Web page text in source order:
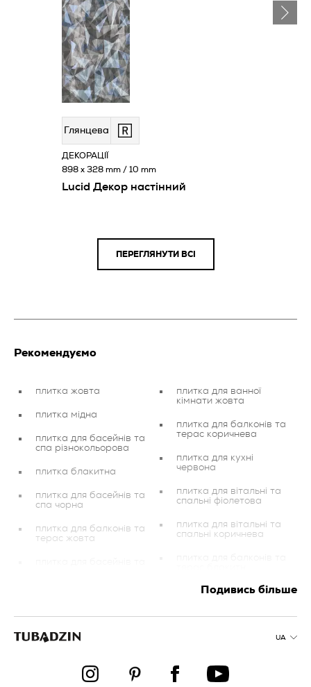
Глянцева
Lucid Декор настінний
ДЕКОРАЦІЇ
898 x 328 mm / 10 mm
ПЕРЕГЛЯНУТИ ВСІ
Рекомендуємо
плитка жовта
плитка мідна
плитка для басейнів та
спа різнокольорова
плитка блакитна
плитка для басейнів та
спа чорна
плитка для балконів та
терас жовта
плитка для ванної
кімнати жовта
плитка для балконів та
терас коричнева
плитка для кухні
червона
плитка для вітальні та
спальні фіолетова
плитка для вітальні та
спальні коричнева
плитка для кухні
спа блакитна
Подивись більше
UA